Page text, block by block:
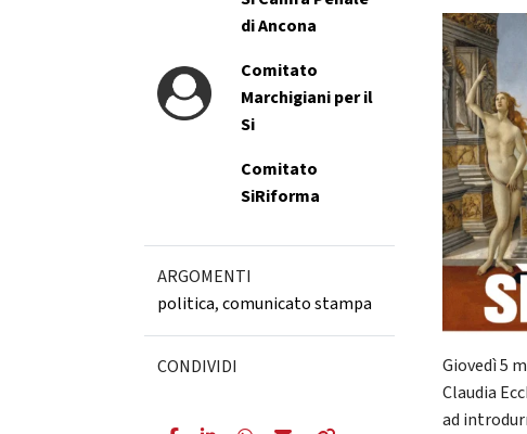
di Ancona
Comitato
Marchigiani per il
Si
Comitato
SiRiforma
ARGOMENTI
politica,comunicato stampa
CONDIVIDI
Giovedì 5
Claudia
ad